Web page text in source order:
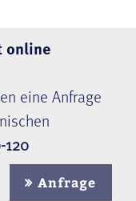
online
eine Anfrage
120
Anfrage